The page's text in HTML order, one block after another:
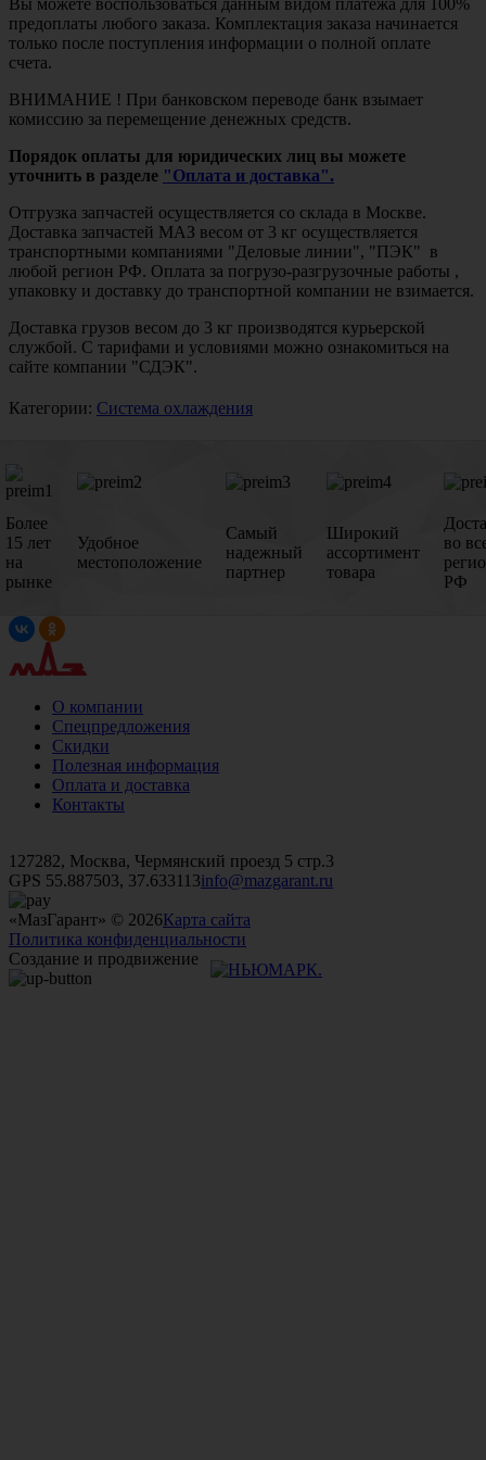
предоплаты любого заказа. Комплектация заказа начинается
только после поступления информации о полной оплате
счета.
ВНИМАНИЕ ! При банковском переводе банк взымает
комиссию за перемещение денежных средств.
Порядок оплаты для юридических лиц вы можете
уточнить в разделе "Оплата и доставка".
Отгрузка запчастей осуществляется со склада в Москве.
Доставка запчастей МАЗ весом от 3 кг осуществляется
транспортными компаниями "Деловые линии", "ПЭК" в
любой регион РФ. Оплата за погрузо-разгрузочные работы ,
упаковку и доставку до транспортной компании не взимается.
Доставка грузов весом до 3 кг производятся курьерской
службой. С тарифами и условиями можно ознакомиться на
сайте компании "СДЭК".
Категории: Система охлаждения
Более
15 лет
на
рынке
Удобное
местоположение
Самый
надежный
партнер
Широкий
ассортимент
товара
во
РФ
О компании
Спецпредложения
Скидки
Полезная информация
Оплата и доставка
Контакты
127282, Москва, Чермянский проезд 5 стр.3
GPS 55.887503, 37.633113info@mazgarant.ru
«МазГарант» © 2026Карта сайта
Политика конфиденциальности
Создание и продвижение